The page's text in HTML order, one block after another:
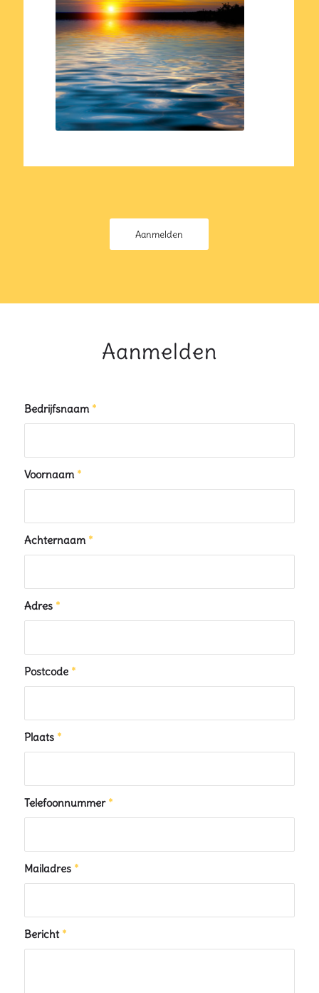
Aanmelden
Aanmelden
Bedrijfsnaam *
Voornaam *
Achternaam *
Adres *
Postcode *
Plaats *
Telefoonnummer *
Mailadres *
Bericht *